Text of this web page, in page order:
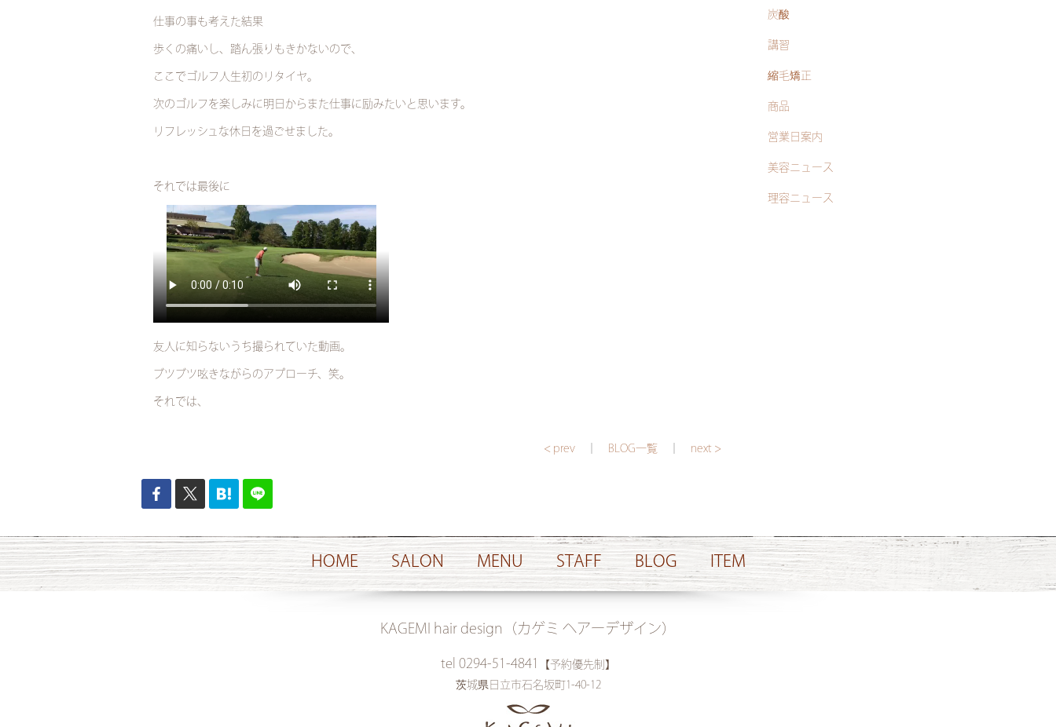
仕事の事も考えた結果
歩くの痛いし、踏ん張りもきかないので、
ここでゴルフ人生初のリタイヤ。
次のゴルフを楽しみに明日からまた仕事に励みたいと思います。
リフレッシュな休日を過ごせました。
それでは最後に
友人に知らないうち撮られていた動画。
ブツブツ呟きながらのアプローチ、笑。
それでは、
< prev BLOG一覧 next >
炭酸
講習
縮毛矯正
商品
営業日案内
美容ニュース
理容ニュース
HOME SALON MENU STAFF BLOG ITEM
KAGEMI hair design（カゲミ ヘアーデザイン）
tel 0294-51-4841
【予約優先制】
茨城県日立市石名坂町1-40-12